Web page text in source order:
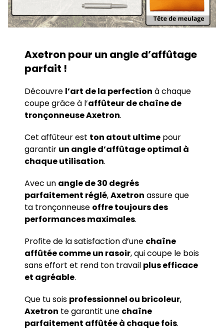
Axetron pour un angle d’affûtage
parfait !
Découvre l’art de la perfection à chaque
coupe grâce à l’affûteur de chaîne de
tronçonneuse Axetron.
Cet affûteur est ton atout ultime pour
garantir un angle d’affûtage optimal à
chaque utilisation.
Avec un angle de 30 degrés
parfaitement réglé,Axetron assure que
ta tronçonneuse offre toujours des
performances maximales.
Profite de la satisfaction d’une chaîne
affûtée comme un rasoir, qui coupe le bois
sans effort et rend ton travail plus efficace
et agréable.
Que tu sois professionnel ou bricoleur,
Axetron te garantit une chaîne
parfaitement affûtée à chaque fois.